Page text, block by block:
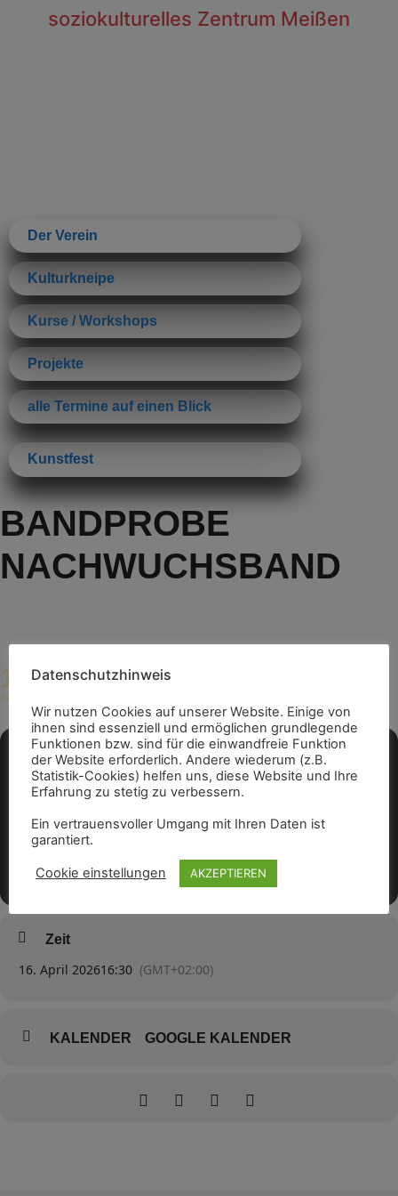
soziokulturelles Zentrum Meißen
Der Verein
Kulturkneipe
Kurse / Workshops
Projekte
alle Termine auf einen Blick
Kunstfest
BANDPROBE
NACHWUCHSBAND
16
APR
16:30 (GMT+02:00)
Zeit
16. April 202616:30 (GMT+02:00)
KALENDER GOOGLE KALENDER
Datenschutzhinweis
Wir nutzen Cookies auf unserer Website. Einige von
ihnen sind essenziell und ermöglichen grundlegende
Funktionen bzw. sind für die einwandfreie Funktion
der Website erforderlich. Andere wiederum (z.B.
Statistik-Cookies) helfen uns, diese Website und Ihre
Erfahrung zu stetig zu verbessern.
Ein vertrauensvoller Umgang mit Ihren Daten ist
garantiert.
Cookie einstellungen AKZEPTIEREN